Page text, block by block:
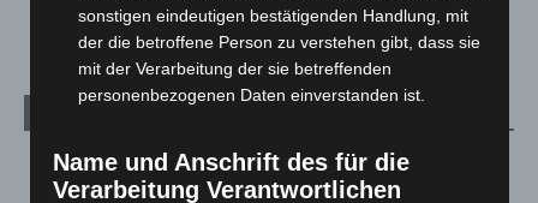
1.271
August 2026(14)
sonstigen eindeutigen bestätigenden Handlung, mit
der die betroffene Person zu verstehen gibt, dass sie
mit der Verarbeitung der sie betreffenden
personenbezogenen Daten einverstanden ist.
Name und Anschrift des für die
Verarbeitung Verantwortlichen